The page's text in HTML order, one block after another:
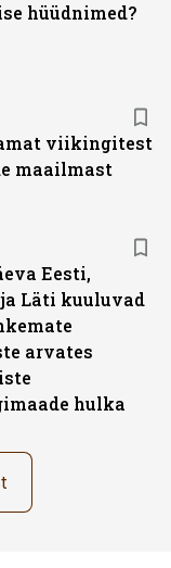
hüüdnimed?
viikingitest
maailmast
Eesti,
ja Läti kuuluvad
arvates
hulka